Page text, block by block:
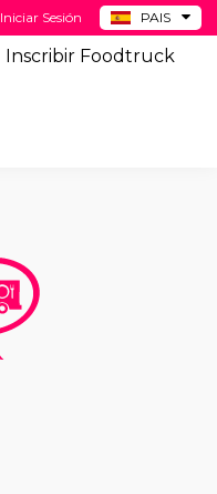
PAIS
Iniciar Sesión
Inscribir Foodtruck